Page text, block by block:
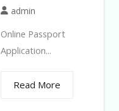
admin
Online Passport
Application...
Read More